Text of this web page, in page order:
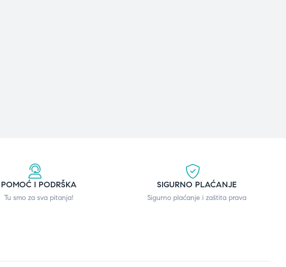
POMOĆ I PODRŠKA
Tu smo za sva pitanja!
SIGURNO PLAĆANJE
Sigurno plaćanje i zaštita prava